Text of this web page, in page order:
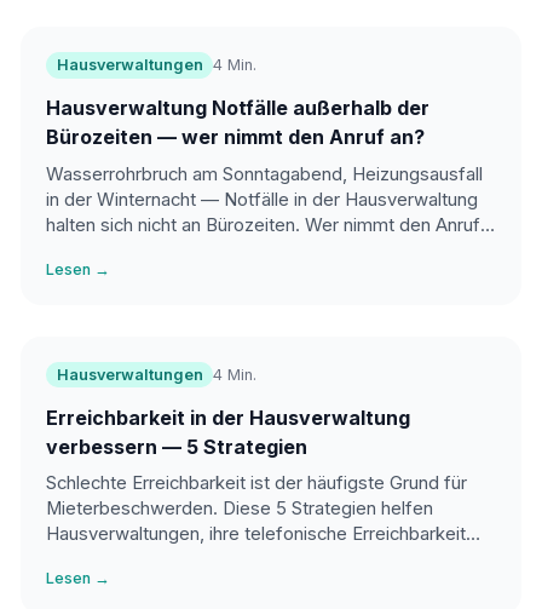
Hausverwaltungen 4 Min.
Hausverwaltung Notfälle außerhalb der
Bürozeiten — wer nimmt den Anruf an?
Wasserrohrbruch am Sonntagabend, Heizungsausfall
in der Winternacht — Notfälle in der Hausverwaltung
halten sich nicht an Bürozeiten. Wer nimmt den Anruf
Lesen →
Hausverwaltungen 4 Min.
Erreichbarkeit in der Hausverwaltung
verbessern — 5 Strategien
Schlechte Erreichbarkeit ist der häufigste Grund für
Mieterbeschwerden. Diese 5 Strategien helfen
Hausverwaltungen, ihre telefonische Erreichbarkeit
Lesen →